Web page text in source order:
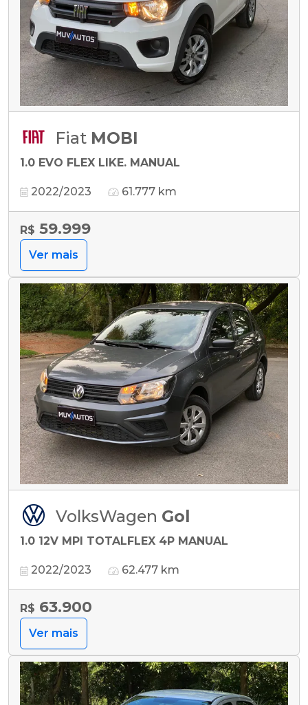
Fiat MOBI
1.0 EVO FLEX LIKE. MANUAL
2022/2023 61.777 km
R$ 59.999
Ver mais
VolksWagen Gol
1.0 12V MPI TOTALFLEX 4P MANUAL
2022/2023 62.477 km
R$ 63.900
Ver mais